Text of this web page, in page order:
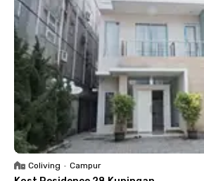
Coliving • Campur